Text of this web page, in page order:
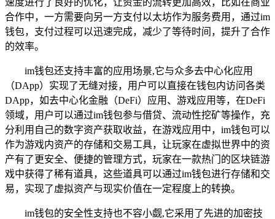
合作中，一方需要向另一方支付以太坊作为服务费用，通过im
钱包，支付过程可以迅速完成，减少了等待时间，提升了合作
的效率。
im钱包还支持丰富的应用场景,它与众多去中心化应用
（DApp）实现了无缝对接，用户可以直接在钱包内访问各类
DApp，如去中心化金融（DeFi）应用、游戏应用等，在DeFi
领域，用户可以通过im钱包参与借贷、流动性挖矿等操作，充
分利用自己的数字资产获取收益，在游戏应用中，im钱包可以
作为游戏内资产的存储和交易工具，让玩家在虚拟世界中的资
产有了更安全、便捷的管理方式，玩家在一款热门的区块链游
戏中获得了稀有道具，这些道具可以通过im钱包进行存储和交
易，实现了虚拟资产与现实价值在一定程度上的转换。
im钱包的安全性支持也不容小觑,它采用了先进的加密技